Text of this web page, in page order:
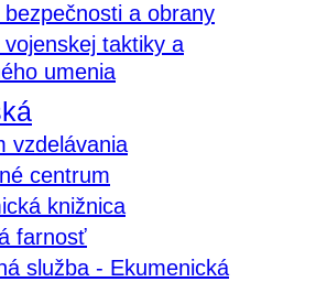
bezpečnosti a obrany
vojenskej taktiky a
umenia
vzdelávania
centrum
knižnica
farnosť
služba - Ekumenická